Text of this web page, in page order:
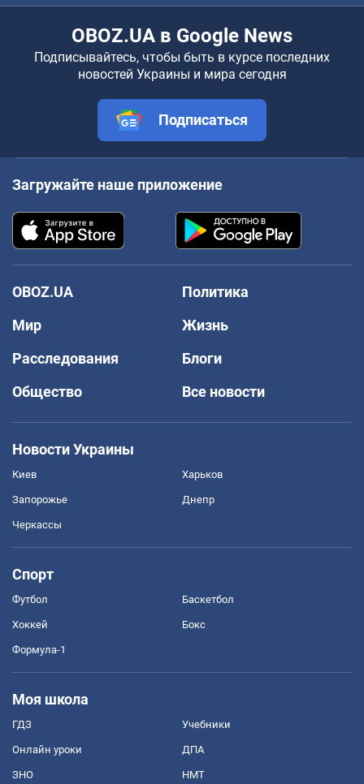
OBOZ.UA в Google News
Подписывайтесь, чтобы быть в курсе последних
новостей Украины и мира сегодня
Подписаться
Загружайте наше приложение
OBOZ.UA
Политика
Мир
Жизнь
Расследования
Блоги
Общество
Все новости
Новости Украины
Киев Харьков
Запорожье Днепр
Черкассы
Спорт
Футбол Баскетбол
Хоккей Бокс
Формула-1
Моя школа
ГДЗ Учебники
Онлайн уроки ДПА
ЗНО НМТ